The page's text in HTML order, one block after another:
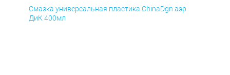
Смазка универсальная пластика ChinaDgn аэр
ДиК 400мл